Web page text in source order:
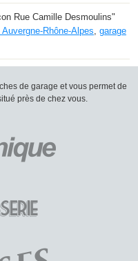
Rue Camille Desmoulins"
Auvergne-Rhône-Alpes garage
de garage et vous permet de
près de chez vous.